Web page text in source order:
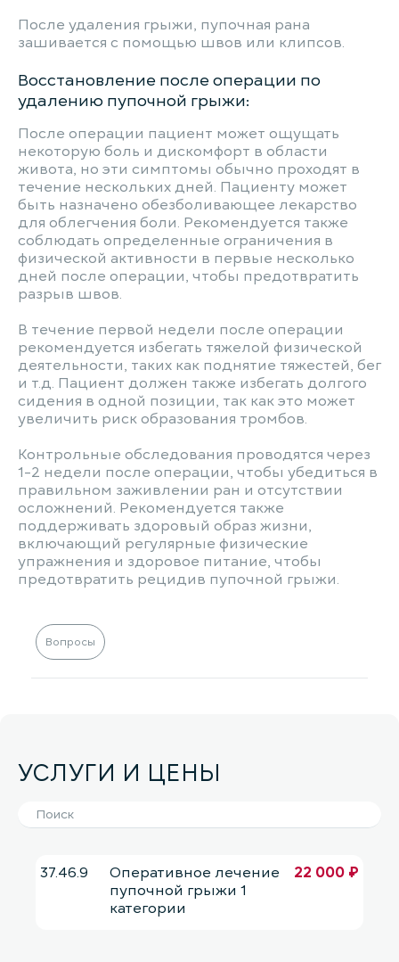
После удаления грыжи, пупочная рана
зашивается с помощью швов или клипсов.
Восстановление после операции по
удалению пупочной грыжи:
После операции пациент может ощущать
некоторую боль и дискомфорт в области
живота, но эти симптомы обычно проходят в
течение нескольких дней. Пациенту может
быть назначено обезболивающее лекарство
для облегчения боли. Рекомендуется также
соблюдать определенные ограничения в
физической активности в первые несколько
дней после операции, чтобы предотвратить
разрыв швов.
В течение первой недели после операции
рекомендуется избегать тяжелой физической
деятельности, таких как поднятие тяжестей, бег
и т.д. Пациент должен также избегать долгого
сидения в одной позиции, так как это может
увеличить риск образования тромбов.
Контрольные обследования проводятся через
1-2 недели после операции, чтобы убедиться в
правильном заживлении ран и отсутствии
осложнений. Рекомендуется также
поддерживать здоровый образ жизни,
включающий регулярные физические
упражнения и здоровое питание, чтобы
предотвратить рецидив пупочной грыжи.
Вопросы
УСЛУГИ И ЦЕНЫ
37.46.9
Оперативное лечение
пупочной грыжи 1
категории
22 000 ₽